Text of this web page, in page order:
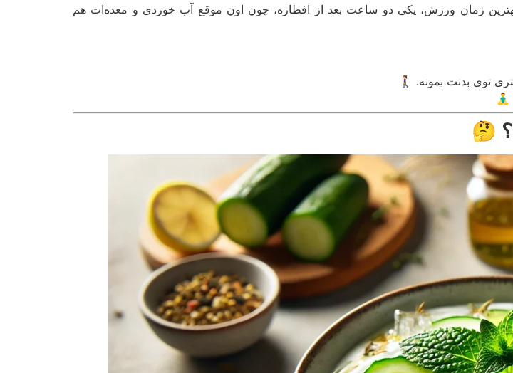
زمان ورزش، یکی دو ساعت بعد از افطاره، چون اون موقع آب خوردی و معده‌ات هم
توی بدنت بمونه. 🚶‍♀️
🤔